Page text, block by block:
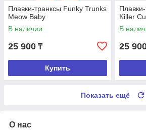
Плавки-транксы Funky Trunks
Meow Baby
В наличии
25 900 ₸
Купить
Killer
В
25
Показать ещё
О нас